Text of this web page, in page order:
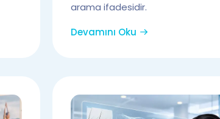
arama ifadesidir.
Devamını Oku